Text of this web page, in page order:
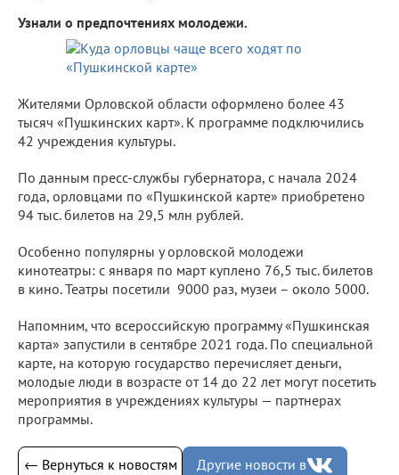
Узнали о предпочтениях молодежи.
Жителями Орловской области оформлено более 43
тысяч «Пушкинских карт». К программе подключились
42 учреждения культуры.
По данным пресс-службы губернатора, с начала 2024
года, орловцами по «Пушкинской карте» приобретено
94 тыс. билетов на 29,5 млн рублей.
Особенно популярны у орловской молодежи
кинотеатры: с января по март куплено 76,5 тыс. билетов
в кино. Театры посетили 9000 раз, музеи – около 5000.
Напомним, что всероссийскую программу «Пушкинская
карта» запустили в сентябре 2021 года. По специальной
карте, на которую государство перечисляет деньги,
молодые люди в возрасте от 14 до 22 лет могут посетить
мероприятия в учреждениях культуры — партнерах
программы.
← Вернуться к новостям Другие новости в